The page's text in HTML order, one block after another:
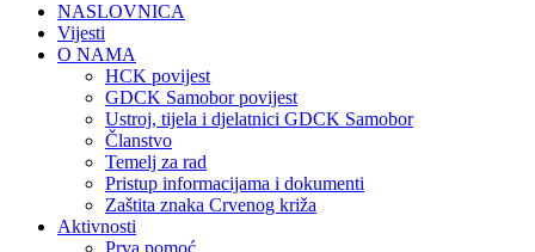
NASLOVNICA
Vijesti
O NAMA
HCK povijest
GDCK Samobor povijest
Ustroj, tijela i djelatnici GDCK Samobor
Članstvo
Temelj za rad
Pristup informacijama i dokumenti
Zaštita znaka Crvenog križa
Aktivnosti
Prva pomoć